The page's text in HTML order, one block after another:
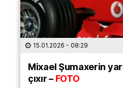
15.01.2026 - 08:29
Mixael Şumaxerin
çıxır –FOTO